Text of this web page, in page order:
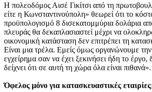
Η πολεοδόμος Αισέ Γικίτσι από τη
είτε η Κωνσταντινούπολη» θεωρεί ότι το
προϋπολογισμό 8 δισεκατομμύρια δολάρια
πλευράς θα δεκαπλασιαστεί μέχρι να
οικονομική κατάσταση δεν επιτρέπει τη
Είναι μια τρέλα. Εμείς όμως οργανώνουμε
εγχείρημα σαν να έχει ξεκινήσει ήδη το έργο,
δείχνει ότι σε αυτή τη χώρα όλα είναι πιθανά».
Όφελος μόνο για κατασκευαστικές